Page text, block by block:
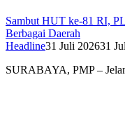
Sambut HUT ke-81 RI,
Berbagai Daerah
Headline31 Juli 202631
SURABAYA, PMP –